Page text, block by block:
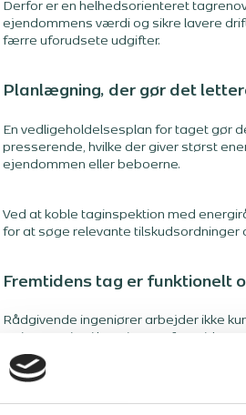
Derfor er en helhedsorienteret
ejendommens værdi og sikre lavere
færre uforudsete udgifter.
Planlægning, der gør det
En vedligeholdelsesplan for taget gør
presserende, hvilke der giver størst
ejendommen eller beboerne.
Ved at koble taginspektion med
for at søge relevante tilskudsordninger
Fremtidens tag er funktionelt
Rådgivende ingeniører arbejder ikke
komfort.
Du ser måske ikke taget hver dag.